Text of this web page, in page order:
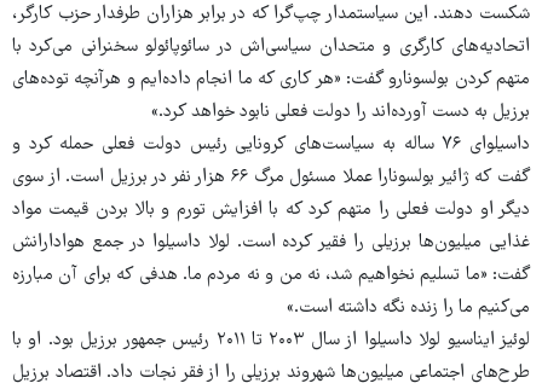
شکست دهند. این سیاستمدار چپ‌گرا که در برابر هزاران طرفدار حزب کارگر،
اتحادیه‌های کارگری و متحدان سیاسی‌اش در سائوپائولو سخنرانی می‌کرد با
متهم کردن بولسونارو گفت: «هر کاری که ما انجام داده‌ایم و هرآنچه توده‌های
برزیل به دست آورده‌اند را دولت فعلی نابود خواهد کرد.»
داسیلوای ۷۶ ساله به سیاست‌های کرونایی رئیس دولت فعلی حمله کرد و
گفت که ژائیر بولسونارا عملا مسئول مرگ ۶۶ هزار نفر در برزیل است. از سوی
دیگر او دولت فعلی را متهم کرد که با افزایش تورم و بالا بردن قیمت مواد
غذایی میلیون‌ها برزیلی را فقیر کرده است. لولا داسیلوا در جمع هوادارانش
گفت:‌ «ما تسلیم نخواهیم شد، نه من و نه مردم ما. هدفی که برای آن مبارزه
می‌کنیم ما را زنده نگه داشته است.»
لوئیز ایناسیو لولا داسیلوا از سال ۲۰۰۳ تا ۲۰۱۱ رئیس جمهور برزیل بود. او با
طرح‌های اجتماعی میلیون‌ها شهروند برزیلی را از فقر نجات داد. اقتصاد برزیل